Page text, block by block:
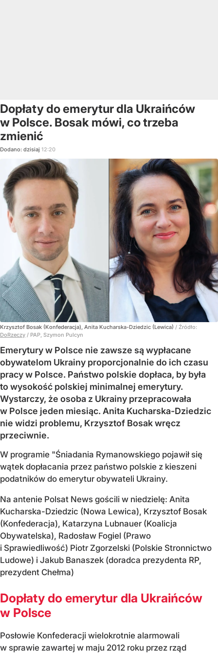
Dopłaty do emerytur dla Ukraińców
w Polsce. Bosak mówi, co trzeba
zmienić
Dodano: dzisiaj 12:20
Krzysztof Bosak (Konfederacja), Anita Kucharska-Dziedzic (Lewica) / Źródło:
DoRzeczy / PAP, Szymon Pulcyn
Emerytury w Polsce nie zawsze są wypłacane
obywatelom Ukrainy proporcjonalnie do ich czasu
pracy w Polsce. Państwo polskie dopłaca, by była
to wysokość polskiej minimalnej emerytury.
Wystarczy, że osoba z Ukrainy przepracowała
w Polsce jeden miesiąc. Anita Kucharska-Dziedzic
nie widzi problemu, Krzysztof Bosak wręcz
przeciwnie.
W programie "Śniadania Rymanowskiego pojawił się
wątek dopłacania przez państwo polskie z kieszeni
podatników do emerytur obywateli Ukrainy.
Na antenie Polsat News gościli w niedzielę: Anita
Kucharska-Dziedzic (Nowa Lewica), Krzysztof Bosak
(Konfederacja), Katarzyna Lubnauer (Koalicja
Obywatelska), Radosław Fogiel (Prawo
i Sprawiedliwość) Piotr Zgorzelski (Polskie Stronnictwo
Ludowe) i Jakub Banaszek (doradca prezydenta RP,
prezydent Chełma)
Dopłaty do emerytur dla Ukraińców
w Polsce
Posłowie Konfederacji wielokrotnie alarmowali
w sprawie zawartej w maju 2012 roku przez rząd